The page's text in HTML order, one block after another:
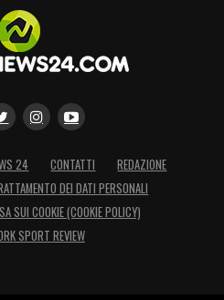
24 CONTATTI
REDAZIONE
DEI DATI PERSONALI
SUI COOKIE (COOKIE POLICY)
SPORT REVIEW